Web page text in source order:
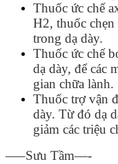
Thuốc ức chế
H2, thuốc
trong dạ dày.
Thuốc ức chế
dạ dày, để các
gian chữa lành.
Thuốc trợ vận
dày. Từ đó dạ
giảm các triệu
—–Sưu Tầm—-